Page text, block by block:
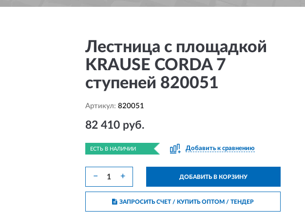
Лестница с площадкой
KRAUSE CORDA 7
ступеней 820051
Артикул: 820051
82 410 руб.
ЕСТЬ В НАЛИЧИИ Добавить к сравнению
− + ДОБАВИТЬ В КОРЗИНУ
ЗАПРОСИТЬ СЧЕТ / КУПИТЬ ОПТОМ/ ТЕНДЕР